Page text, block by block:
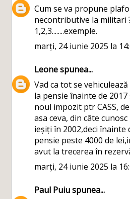
Cum se va propune
necontributive la militari
1,2,3........exemple.
marți, 24 iunie 2025 la
Leonespunea...
Vad ca tot se
la pensie înainte de
noul impozit ptr CASS,
asa ceva, din câte
ieșiți în 2002,deci înainte
pensie peste 4000 de
avut la trecerea în
marți, 24 iunie 2025 la
Paul Puiuspunea...